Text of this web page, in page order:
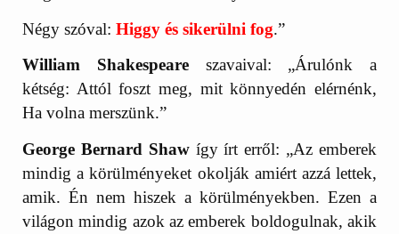
Négy szóval:Higgy és sikerülni fog.”
William Shakespeareszavaival: „Árulónk a
kétség: Attól foszt meg, mit könnyedén elérnénk,
Ha volna merszünk.”
George Bernard Shawígy írt erről: „Az emberek
mindig a körülményeket okolják amiért azzá lettek,
amik. Én nem hiszek a körülményekben. Ezen a
világon mindig azok az emberek boldogulnak, akik